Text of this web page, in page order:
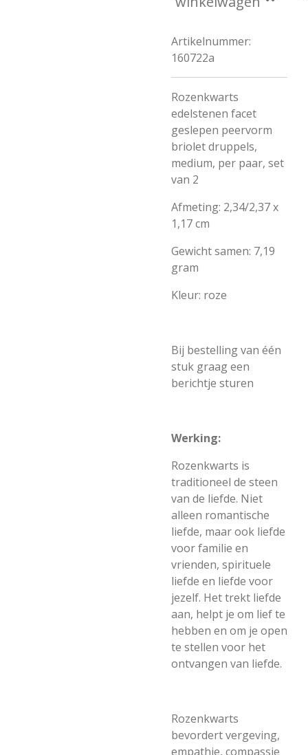
Artikelnummer:
160722a
Rozenkwarts
edelstenen facet
geslepen peervorm
briolet druppels,
medium, per paar, set
van 2
Afmeting: 2,34/2,37 x
1,17 cm
Gewicht samen: 7,19
gram
Kleur: roze
Bij bestelling van één
stuk graag een
berichtje sturen
Werking:
Rozenkwarts is
traditioneel de steen
van de liefde. Niet
alleen romantische
liefde, maar ook liefde
voor familie en
vrienden, spirituele
liefde en liefde voor
jezelf. Het trekt liefde
aan, helpt je om lief te
hebben en om je open
te stellen voor het
ontvangen van liefde.
Rozenkwarts
bevordert vergeving,
empathie, compassie